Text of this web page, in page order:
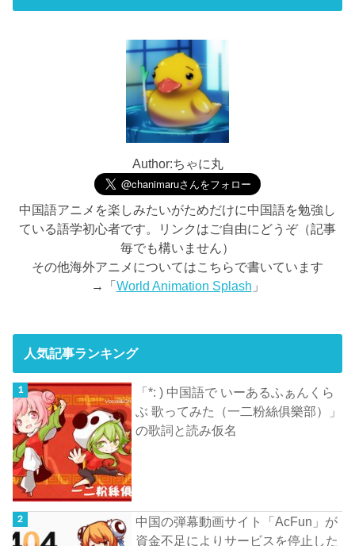
Author:ちゃに丸
中国語アニメを楽しみたいがためだけに中国語を勉強し
ている語学初心者です。リンクはご自由にどうぞ（記事
毎でも構いません）
その他海外アニメについてはこちらで書いています
→「World Animation Splash 」
人気記事ランキング
「*: ) 中国語で いーあるふぁんくら
ぶ 歌ってみた（一二粉絲俱樂部）」
の歌詞と読み仮名
中国の弾幕動画サイト「AcFun」が
資金不足によりサービスを停止した